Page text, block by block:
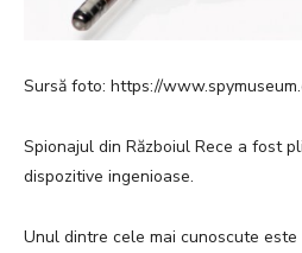
Sursă foto: https://
Spionajul din Războiul Rece a fost
dispozitive ingenioase.
Unul dintre cele mai cunoscute este